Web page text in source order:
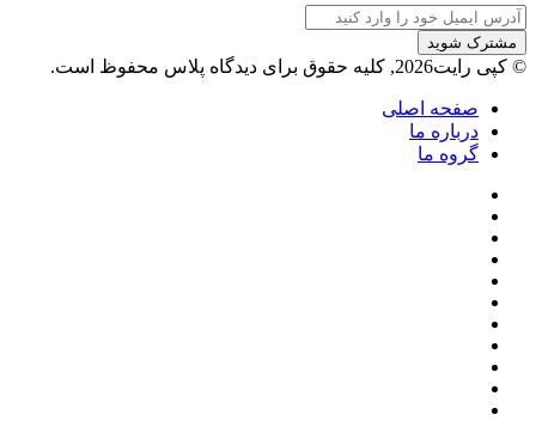
آدرس
ایمیل
خود
وارد
کنید
© کپی رایت2026, کلیه حقوق برای دیدگاه پلاس محفوظ است.
صفحه اصلی
درباره ما
گروه ما